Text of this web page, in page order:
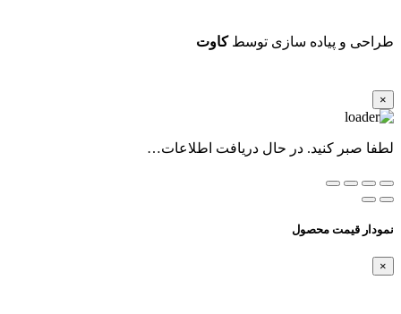
طراحی و پیاده سازی توسطکاوت
×
لطفا صبر کنید. در حال دریافت اطلاعات…
نمودار قیمت محصول
×